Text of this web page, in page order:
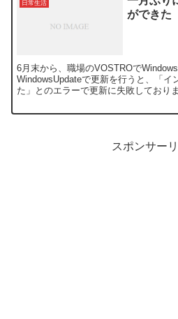
日常生活
ができた
6月末から、職場のVOSTROで
WindowsUpdateで更新を行うと、「イ
た」とのエラーで更新に失敗しており
スポンサー